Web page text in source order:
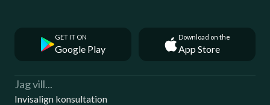
GET IT ON
Google Play
Download on the
App Store
Jag vill...
Invisalign konsultation